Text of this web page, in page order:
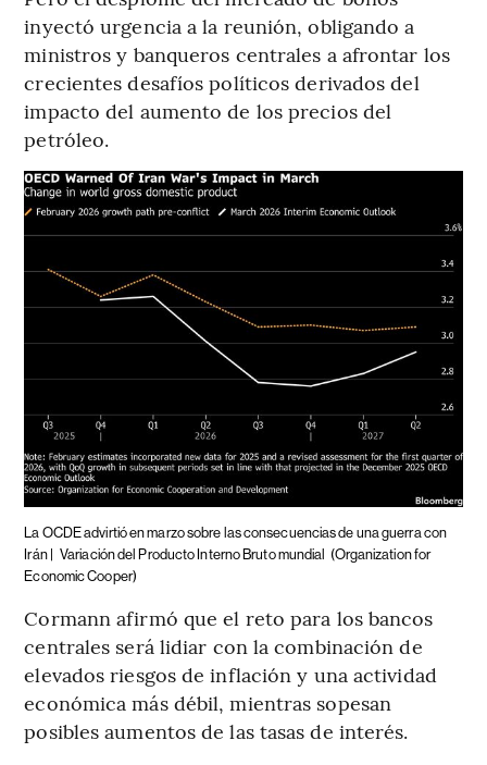
inyectó urgencia a la reunión, obligando a
ministros y banqueros centrales a afrontar los
crecientes desafíos políticos derivados del
impacto del aumento de los precios del
petróleo.
La OCDE advirtió en marzo sobre las consecuencias de una guerra con
Irán |
Variación del Producto Interno Bruto mundial
(Organization for
Economic Cooper)
Cormann afirmó que el reto para los bancos
centrales será lidiar con la combinación de
elevados riesgos de inflación y una actividad
económica más débil, mientras sopesan
posibles aumentos de las tasas de interés.